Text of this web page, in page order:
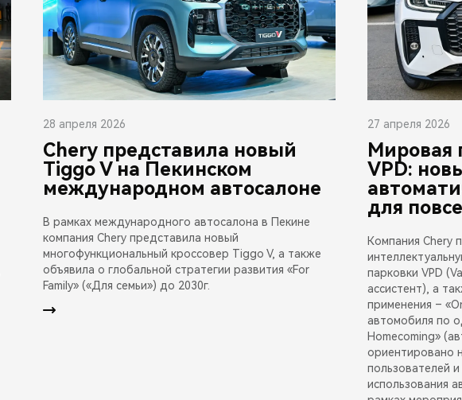
28 апреля 2026
Chery представила новый
Tiggo V на Пекинском
международном автосалоне
В рамках международного автосалона в Пекине
компания Chery представила новый
многофункциональный кроссовер Tiggo V, а также
объявила о глобальной стратегии развития «For
Family» («Для семьи») до 2030г.
27 апреля 2026
Мировая
VPD:
для
Компания Chery
парковки VPD
ассистент), а
применения –
автомобиля по
Homecoming»
ориентировано
пользователей
использования